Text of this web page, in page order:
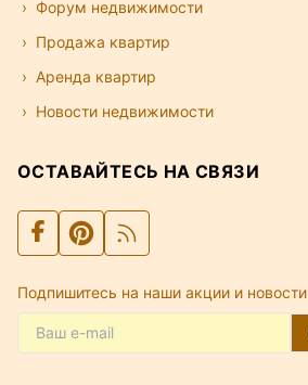
Форум недвижимости
Продажа квартир
Аренда квартир
Новости недвижимости
ОСТАВАЙТЕСЬ НА СВЯЗИ
Подпишитесь на наши акции и новости